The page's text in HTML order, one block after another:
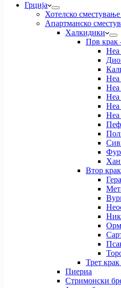
Грција
Хотелско
Апартманско
Халкидики
Прв крак
Неа
Неа
Неа
Неа
Неа
Втор
Трет
Пиериа
Стримонски